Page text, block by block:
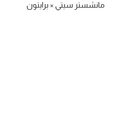
مانشستر سيتي × برايتون